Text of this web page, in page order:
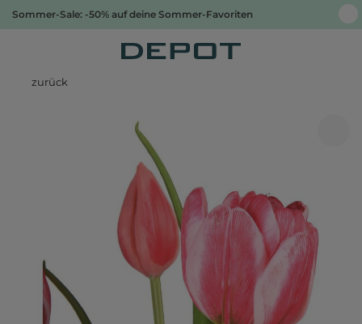
Sommer-Sale: -50% auf deine Sommer-Favoriten
zurück